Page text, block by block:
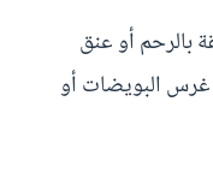
بالرحم أو عنق
البويضات أو